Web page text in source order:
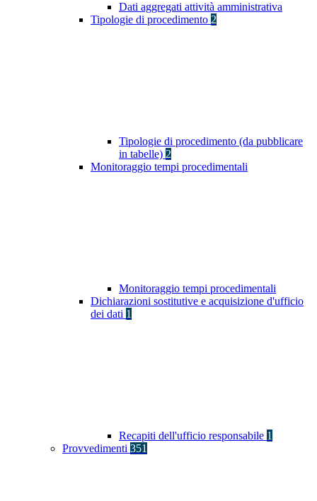
Dati aggregati attività amministrativa
Tipologie di procedimento 2
Tipologie di procedimento (da pubblicare
in tabelle) 2
Monitoraggio tempi procedimentali
Monitoraggio tempi procedimentali
Dichiarazioni sostitutive e acquisizione d'ufficio
dei dati 1
Recapiti dell'ufficio responsabile 1
Provvedimenti 351